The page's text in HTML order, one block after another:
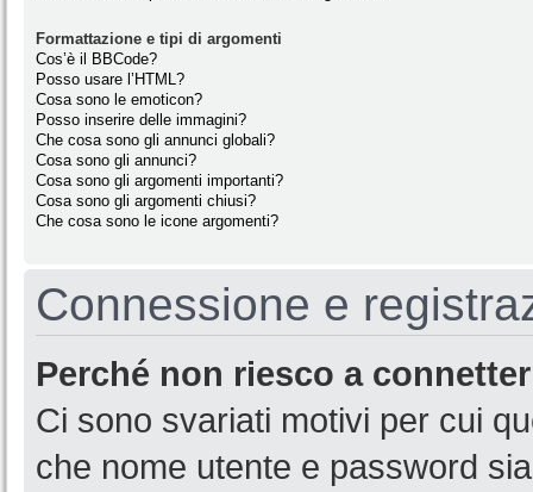
Formattazione e tipi di argomenti
Cos’è il BBCode?
Posso usare l’HTML?
Cosa sono le emoticon?
Posso inserire delle immagini?
Che cosa sono gli annunci globali?
Cosa sono gli annunci?
Cosa sono gli argomenti importanti?
Cosa sono gli argomenti chiusi?
Che cosa sono le icone argomenti?
Connessione e
Perché non riesco a
Ci sono svariati motivi per cui
che nome utente e password